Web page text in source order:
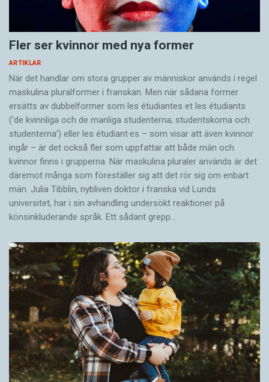
Fler ser kvinnor med nya former
ARTIKLAR
När det handlar om stora grupper av människor används i regel
maskulina pluralformer i franskan. Men när sådana ­former
ersätts av dubbel­former som les étudiantes et les étudiants
(’de kvinnliga och de manliga studenterna; studentskorna och
studenterna’) eller les étudiant·es – som visar att även kvinnor
ingår – är det också fler som uppfattar att både män och
kvinnor finns i grupperna. När maskulina pluraler används är det
där­emot många som föreställer sig att det rör sig om enbart
män. Julia Tibblin, nybliven doktor i franska vid Lunds
universitet, har i sin avhandling undersökt reaktioner på
könsinkluderande språk. Ett sådant grepp…